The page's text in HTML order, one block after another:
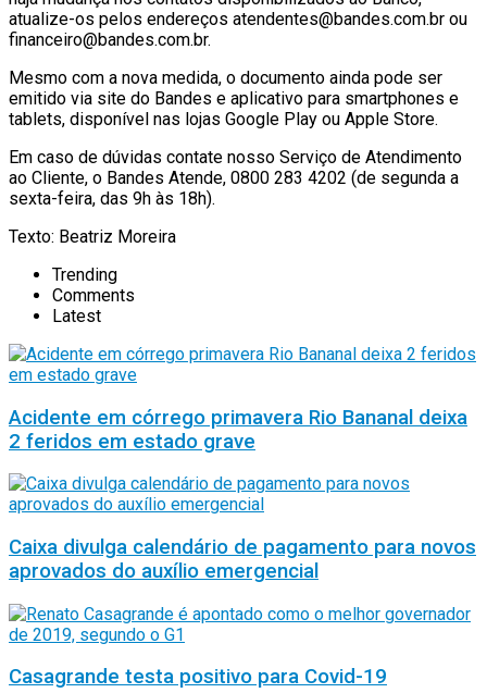
atualize-os pelos endereços atendentes@bandes.com.br ou
financeiro@bandes.com.br.
Mesmo com a nova medida, o documento ainda pode ser
emitido via site do Bandes e aplicativo para smartphones e
tablets, disponível nas lojas Google Play ou Apple Store.
Em caso de dúvidas contate nosso Serviço de Atendimento
ao Cliente, o Bandes Atende, 0800 283 4202 (de segunda a
sexta-feira, das 9h às 18h).
Texto: Beatriz Moreira
Trending
Comments
Latest
Acidente em córrego primavera Rio Bananal deixa
2 feridos em estado grave
Caixa divulga calendário de pagamento para novos
aprovados do auxílio emergencial
Casagrande testa positivo para Covid-19